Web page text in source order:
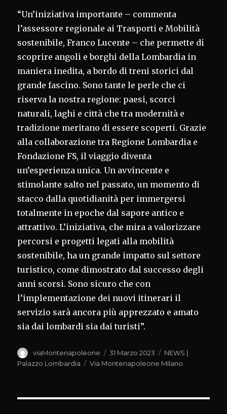
“Un’iniziativa importante – commenta
l’assessore regionale ai Trasporti e Mobilità
sostenibile, Franco Lucente – che permette di
scoprire angoli e borghi della Lombardia in
maniera inedita, a bordo di treni storici dal
grande fascino. Sono tante le perle che ci
riserva la nostra regione: paesi, scorci
naturali, laghi e città che tra modernità e
tradizione meritano di essere scoperti. Grazie
alla collaborazione tra Regione Lombardia e
Fondazione FS, il viaggio diventa
un’esperienza unica. Un avvincente e
stimolante salto nel passato, un momento di
stacco dalla quotidianità per immergersi
totalmente in epoche dal sapore antico e
attrattivo. L’iniziativa, che mira a valorizzare
percorsi e progetti legati alla mobilità
sostenibile, ha un grande impatto sul settore
turistico, come dimostrato dal successo degli
anni scorsi. Sono sicuro che con
l’implementazione dei nuovi itinerari il
servizio sarà ancora più apprezzato e amato
sia dai lombardi sia dai turisti”.
Autore
viaMontenapoleone
Pubblicato
il
31 Marzo 2023 Categorie
NEWS |
Palazzo Lombardia
Tag
Via Montenapoleone Milano